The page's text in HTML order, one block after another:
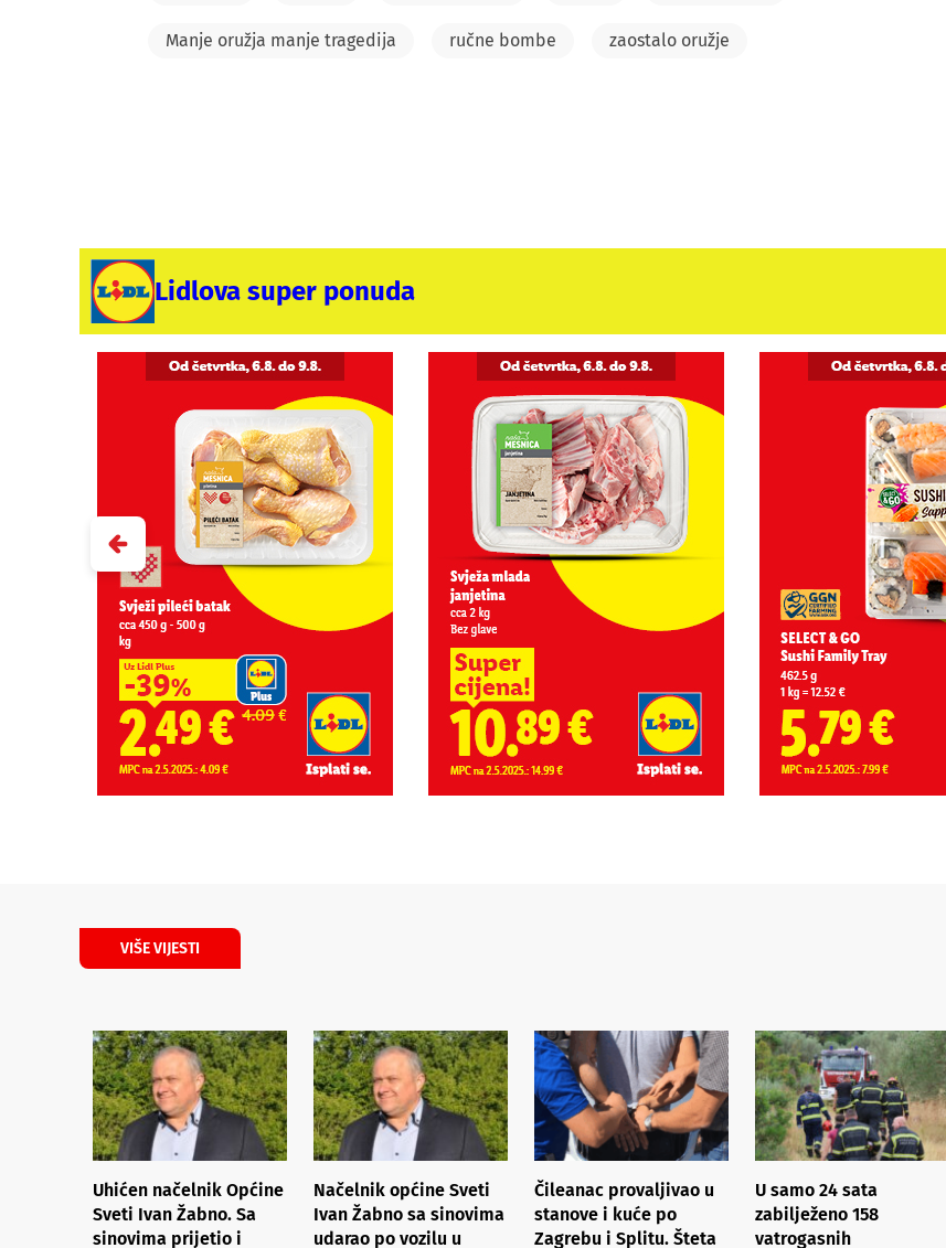
Manje oružja manje tragedija ručne bombe zaostalo oružje
Lidlova super ponuda
VIŠE VIJESTI
Uhićen načelnik Općine
Sveti Ivan Žabno. Sa
sinovima prijetio i
Načelnik općine Sveti
Ivan Žabno sa sinovima
udarao po vozilu u
Čileanac provaljivao u
stanove i kuće po
Zagrebu i Splitu. Šteta
U samo 24 sata
zabilježeno 158
vatrogasnih